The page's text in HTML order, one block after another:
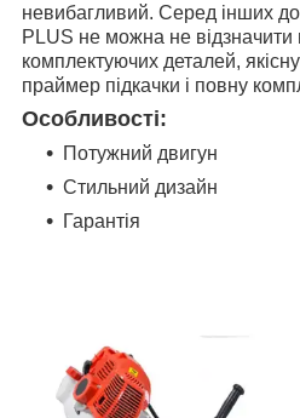
невибагливий. Серед інших
PLUS не можна не відзначити
комплектуючих деталей, якісну
праймер підкачки і повну
Особливості:
Потужний двигун
Стильний дизайн
Гарантія